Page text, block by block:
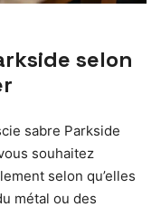
selon
sabre Parkside
souhaitez
selon qu’elles
métal ou des